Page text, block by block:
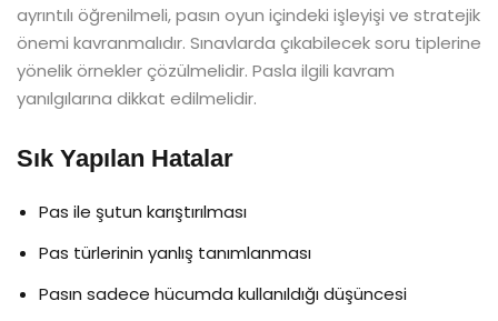
ayrıntılı öğrenilmeli, pasın oyun içindeki işleyişi ve stratejik
önemi kavranmalıdır. Sınavlarda çıkabilecek soru tiplerine
yönelik örnekler çözülmelidir. Pasla ilgili kavram
yanılgılarına dikkat edilmelidir.
Sık Yapılan Hatalar
Pas ile şutun karıştırılması
Pas türlerinin yanlış tanımlanması
Pasın sadece hücumda kullanıldığı düşüncesi